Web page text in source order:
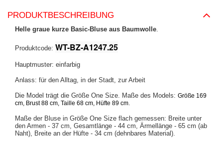
PRODUKTBESCHREIBUNG
Helle graue kurze Basic-Bluse aus Baumwolle
Produktcode: WT-BZ-A1247.25
Hauptmuster: einfarbig
Anlass: für den Alltag, in der Stadt, zur Arbeit
Die Model trägt die Größe One Size. Maße des Models: Größe 169
cm, Brust 88 cm, Taille 68 cm, Hüfte 89 cm
Maße der Bluse in Größe One Size flach gemessen: Breite unter
den Armen - 37 cm, Gesamtlänge - 44 cm, Ärmellänge - 65 cm (ab
Naht), Breite an der Hüfte - 34 cm (dehnbares Material).